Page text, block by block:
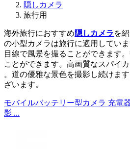
隠しカメラ
旅行用
海外旅行におすすめ隠しカメラ を
の小型カメラは旅行に適用していま
目線で風景を撮ることができます
ことができます。高画質なスパイ
。道の優雅な景色を撮影し続けま
ざいます。
モバイルバッテリー型カメラ 充電
影 ...